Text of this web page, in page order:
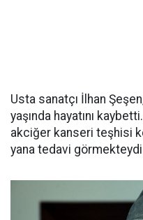
Usta sanatçı İlhan
yaşında hayatını
akciğer kanseri teşhisi
yana tedavi görmekteydi